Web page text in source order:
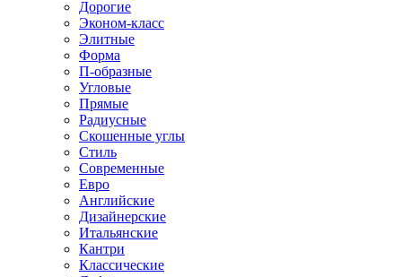
Дорогие
Эконом-класс
Элитные
Форма
П-образные
Угловые
Прямые
Радиусные
Скошенные углы
Стиль
Современные
Евро
Английские
Дизайнерские
Итальянские
Кантри
Классические